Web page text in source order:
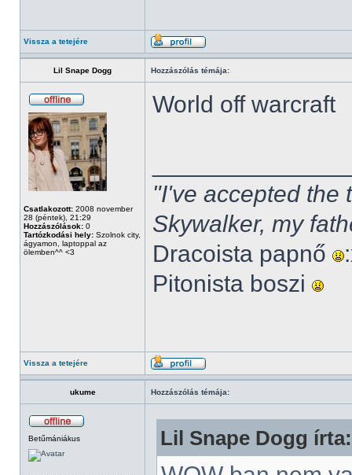
Vissza a tetejére
Lil Snape Dogg Hozzászólás témája:
Csatlakozott: 2008 november
28 (péntek), 21:29
Hozzászólások: 0
Tartózkodási hely: Szolnok city,
ágyamon, laptoppal az
ölemben^^ <3
World off warcraft
"I've accepted the
Skywalker, my
Dracoista papnő
Pitonista boszi
Vissza a tetejére
ukume Hozzászólás témája:
Betűmániákus Lil Snape Dogg írta: